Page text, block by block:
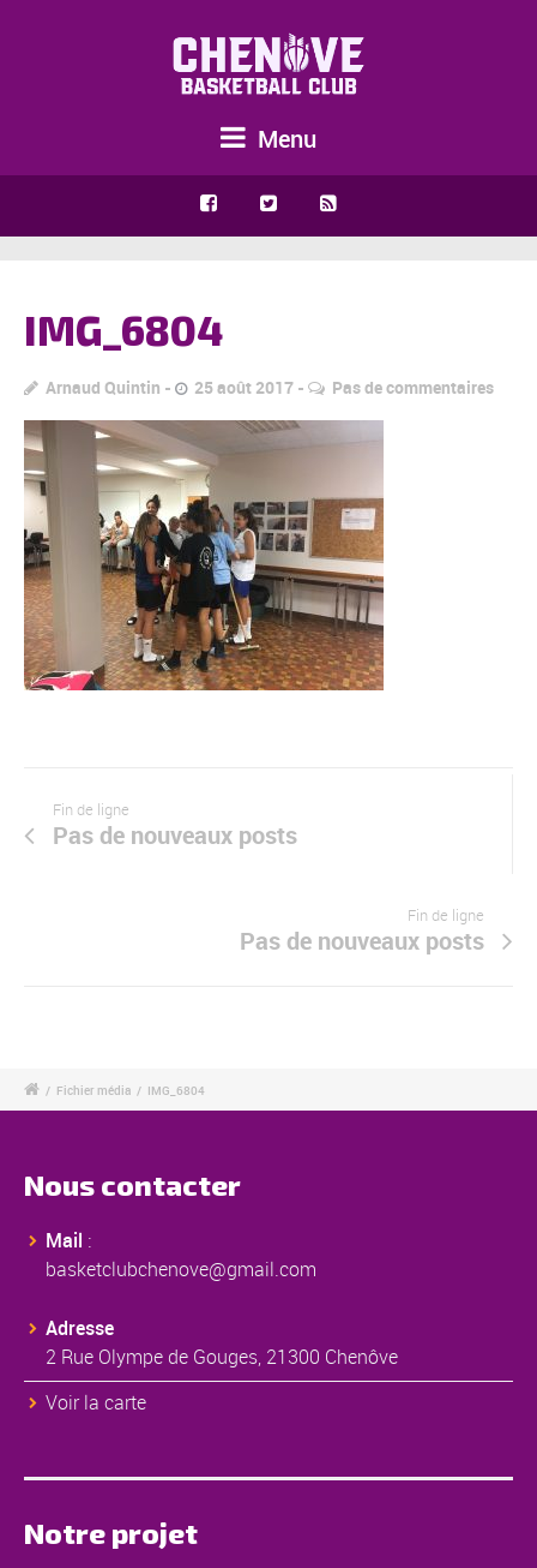
Menu
IMG_6804
Arnaud Quintin 25 août 2017 Pas de commentaires
Fin de ligne
Pas de nouveaux posts
Fin de ligne
Pas de nouveaux posts
/ Fichier média / IMG_6804
Nous contacter
Mail :
basketclubchenove@gmail.com
Adresse
2 Rue Olympe de Gouges, 21300 Chenôve
Voir la carte
Notre projet